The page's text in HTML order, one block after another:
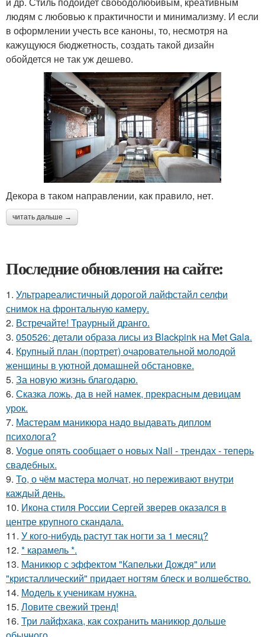
людям с любовью к практичности и минимализму. И если
в оформлении учесть все каноны, то, несмотря на
кажущуюся бюджетность, создать такой дизайн
обойдется не так уж дешево.
Декора в таком направлении, как правило, нет.
читать дальше →
Последние обновления на сайте:
1. Ультрареалистичный дорогой лайфстайл селфи
снимок на фронтальную камеру.
2. Встречайте! Траурный дранго.
3. 050526: детали образа лисы из Blackpink на Met Gala.
4. Крупный план (портрет) очаровательной молодой
женщины в уютной домашней обстановке.
5. За новyю жизнь благодарю.
6. Сказка ложь, да в ней намек, прекрасным девицам
урок.
7. Мастерам маникюра надо выдавать диплом
психолога?
8. Vogue опять сообщает о новых Nail - трендах - теперь
свадебных.
9. То, о чём мастера молчат, но переживают внутри
каждый день.
10. Икона стиля России Сергей зверев оказался в
центре крупного скандала.
11. У кого-нибудь растут так ногти за 1 месяц?
12. * карамель *.
13. Маникюр с эффектом "Капельки Дождя" или
"кристаллический" придает ногтям блеск и волшебство.
14. Модель к ученикам нужна.
15. Ловите свежий тренд!
16. Три лайфхака, как сохранить маникюр дольше